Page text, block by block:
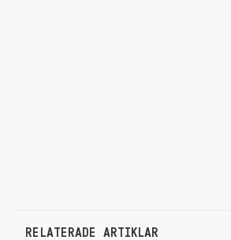
RELATERADE ARTIKLAR